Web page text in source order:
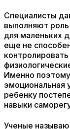
Специалисты
выполняют
для маленьких
еще не
Именно
эмоциональная
ребенку
навыки
Ученые